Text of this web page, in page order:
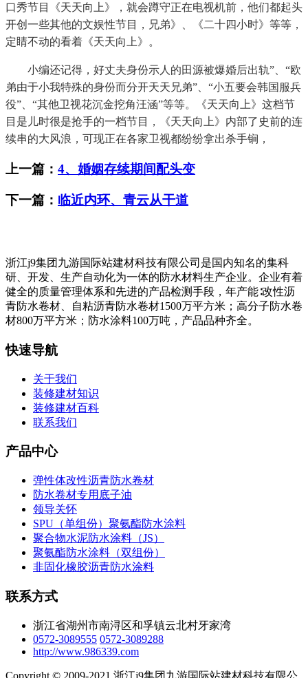
口秀节目《天天向上》，就会蹲守正在电视机前，他们都起头
开创一些其他的文娱性节目，兄弟》、《二十四小时》等等，
定睛不动的看着《天天向上》。
小编还记得，好丈夫身份示人的田源被爆婚后出轨”、“欧
弟由于小我特殊的身份而分开天天兄弟”、“小五要会韩国服兵
役”、“其他卫视花沉金挖角汪涵”等等。《天天向上》这档节
目是儿时很是抢手的一档节目，《天天向上》内部了史前的连
续串的大风浪，可现正在各家卫视都纷纷拿出杀手锏，
上一篇： 4、婚姻存续期间配头变
下一篇： 临近内环、青云从干道
浙江j9集团九游国际站建材科技有限公司是国内知名的集科
研、开发、生产自动化为一体的防水材料生产企业。企业有着
健全的质量管理体系和先进的产品检测手段，年产能∶改性沥
青防水卷材、自粘沥青防水卷材1500万平方米；高分子防水卷
材800万平方米；防水涂料100万吨，产品品种齐全。
快速导航
关于我们
装修建材知识
装修建材百科
联系我们
产品中心
弹性体改性沥青防水卷材
防水卷材专用底子油
领导关怀
SPU（单组份）聚氨酯防水涂料
聚合物水泥防水涂料（JS）
聚氨酯防水涂料（双组份）
非固化橡胶沥青防水涂料
联系方式
浙江省湖州市南浔区和孚镇云北村牙家湾
0572-3089555 0572-3089288
http://www.986339.com
Copyright © 2009-2021 浙江j9集团九游国际站建材科技有限公